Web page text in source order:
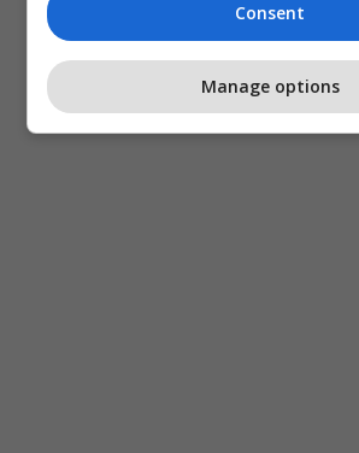
Consent
Manage options